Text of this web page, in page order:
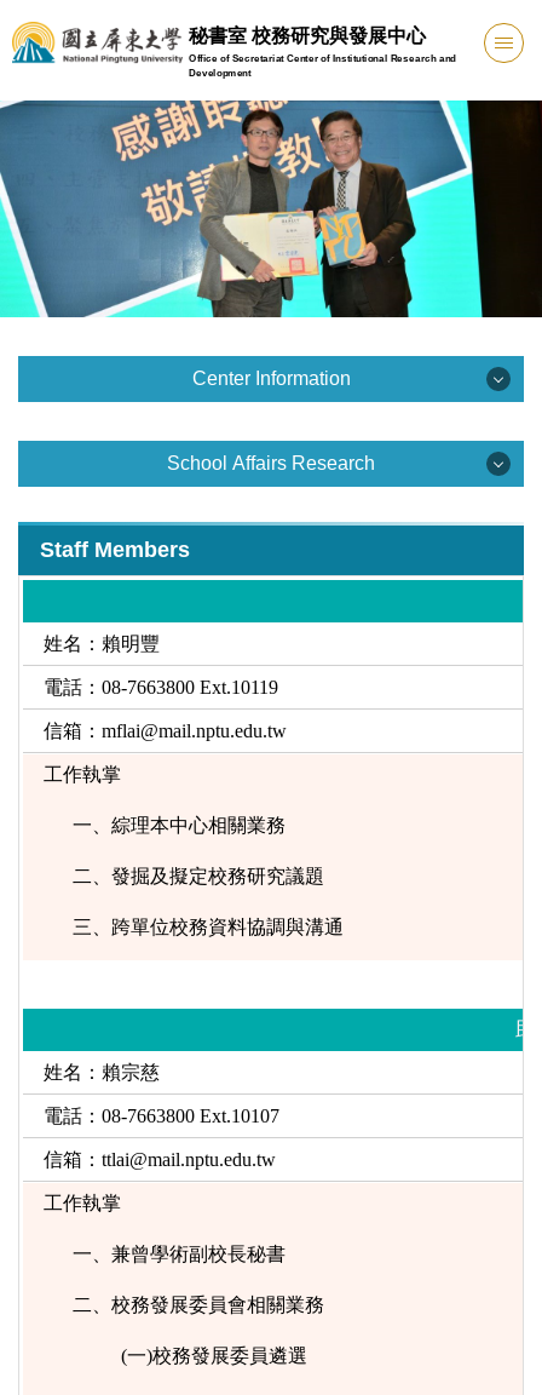
Jump
to
main
秘書室 校務研究與發展中心
Office of Secretariat Center of Institutional Research and
Development
Center Information
Stafe Members
Interactive person
Evaluation area
Teacher evaluation
School Affairs Development Plan
School Affairs and Financial Information Disclosure
School Affairs Research
School Affairs Research Information System
School Affairs Research Analysis
Southern District Strategic Alliance
Download and Forms
Staff Members
姓名：賴明豐
電話：08-7663800 Ext.10119
信箱： mflai@mail.nptu.edu.tw
工作執掌
一、綜理本中心相關業務
二、發掘及擬定校務研究議題
三、跨單位校務資料協調與溝通
助
姓名：賴宗慈
電話：08-7663800 Ext.10107
信箱： ttlai@mail.nptu.edu.tw
工作執掌
一、兼曾學術副校長秘書
二、校務發展委員會相關業務
(一)校務發展委員遴選